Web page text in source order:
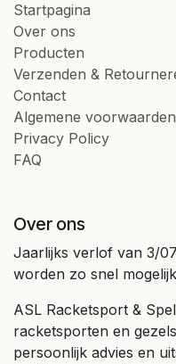
Startpagina
Over ons
Producten
Verzenden &
Contact
Algemene voorwaarden
Privacy Policy
FAQ
Over ons
Jaarlijks verlof van 3/
worden zo snel
ASL Racketsport &
racketsporten en
persoonlijk advies en